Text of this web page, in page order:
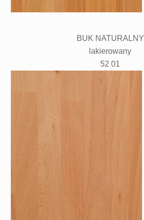
BUK NATURALNY
lakierowany
52 01